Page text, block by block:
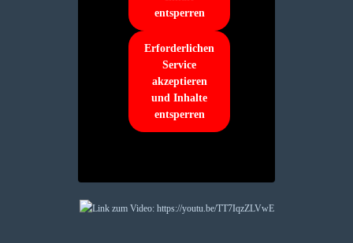
entsperren
Erforderlichen
Service
akzeptieren
und Inhalte
entsperren